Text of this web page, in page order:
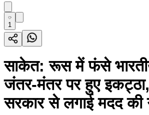
1
साकेत: रूस में फंसे
जंतर-मंतर पर हुए
सरकार से लगाई मदद की